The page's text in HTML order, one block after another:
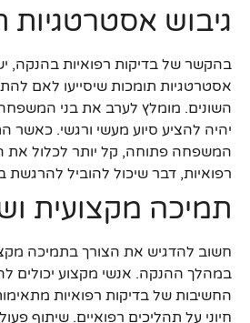
גיבוש אסטרטגיות
בהקשר של בדיקות רפואיות בהנקה,
אסטרטגיות תומכות שיסייעו לאם
השונים. מומלץ לערב את בני
יהיה להציע סיוע מעשי ורגשי. כאשר
המשפחה פתוחה, קל יותר לכלול
רפואיות, דבר שיכול להוביל להרגשת
תמיכה מקצועית
חשוב להדגיש את הצורך בתמיכה
במהלך ההנקה. אנשי מקצוע יכולים
החשיבות של בדיקות רפואיות
חיוני על תהליכים רפואיים. שיתוף